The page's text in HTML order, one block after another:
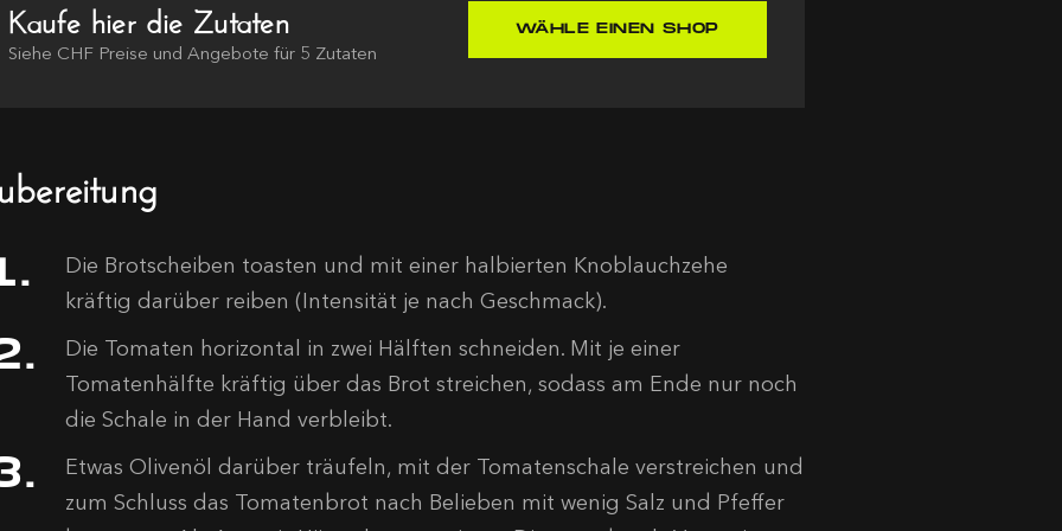
Kaufe hier die Zutaten
Siehe CHF Preise und Angebote für 5 Zutaten
WÄHLE EINEN SHOP
Die Brotscheiben toasten und mit einer halbierten Knoblauchzehe
kräftig darüber reiben (Intensität je nach Geschmack).
Die Tomaten horizontal in zwei Hälften schneiden. Mit je einer
Tomatenhälfte kräftig über das Brot streichen, sodass am Ende nur noch
die Schale in der Hand verbleibt.
Etwas Olivenöl darüber träufeln, mit der Tomatenschale verstreichen und
zum Schluss das Tomatenbrot nach Belieben mit wenig Salz und Pfeffer